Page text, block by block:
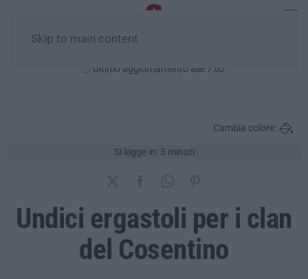
Skip to main content
Ultimo aggiornamento alle 7:02
Si legge in: 3 minuti
Cambia colore:
Undici ergastoli per i clan
del Cosentino